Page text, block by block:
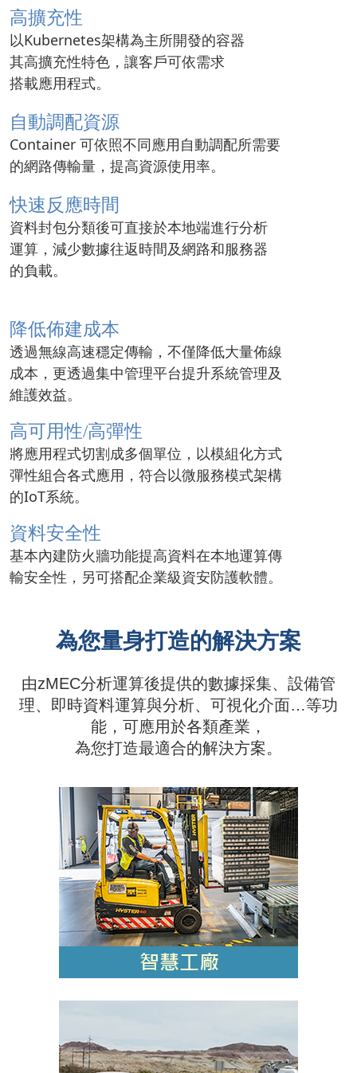
高擴充性
以Kubernetes架構為主所開發的容器
其高擴充性特色，讓客戶可依需求
搭載應用程式。
自動調配資源
Container 可依照不同應用自動調配所需要
的網路傳輸量，提高資源使用率。
快速反應時間
資料封包分類後可直接於本地端進行分析
運算，減少數據往返時間及網路和服務器
的負載。
降低佈建成本
透過無線高速穩定傳輸，不僅降低大量佈線
成本，更透過集中管理平台提升系統管理及
維護效益。
高可用性/高彈性
將應用程式切割成多個單位，以模組化方式
彈性組合各式應用，符合以微服務模式架構
的IoT系統。
資料安全性
基本內建防火牆功能提高資料在本地運算傳
輸安全性，另可搭配企業級資安防護軟體。
為您量身打造的解決方案
由zMEC分析運算後提供的數據採集、設備管
理、即時資料運算與分析、可視化介面…等功
能，可應用於各類產業，
為您打造最適合的解決方案。